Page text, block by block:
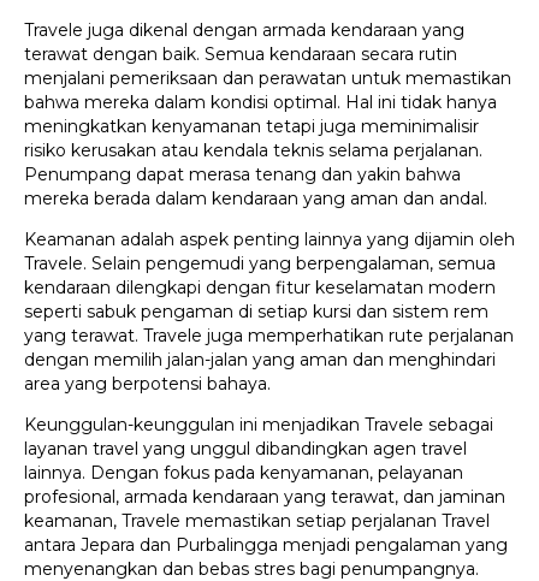
Travele juga dikenal dengan armada kendaraan yang
terawat dengan baik. Semua kendaraan secara rutin
menjalani pemeriksaan dan perawatan untuk memastikan
bahwa mereka dalam kondisi optimal. Hal ini tidak hanya
meningkatkan kenyamanan tetapi juga meminimalisir
risiko kerusakan atau kendala teknis selama perjalanan.
Penumpang dapat merasa tenang dan yakin bahwa
mereka berada dalam kendaraan yang aman dan andal.
Keamanan adalah aspek penting lainnya yang dijamin oleh
Travele. Selain pengemudi yang berpengalaman, semua
kendaraan dilengkapi dengan fitur keselamatan modern
seperti sabuk pengaman di setiap kursi dan sistem rem
yang terawat. Travele juga memperhatikan rute perjalanan
dengan memilih jalan-jalan yang aman dan menghindari
area yang berpotensi bahaya.
Keunggulan-keunggulan ini menjadikan Travele sebagai
layanan travel yang unggul dibandingkan agen travel
lainnya. Dengan fokus pada kenyamanan, pelayanan
profesional, armada kendaraan yang terawat, dan jaminan
keamanan, Travele memastikan setiap perjalanan Travel
antara Jepara dan Purbalingga menjadi pengalaman yang
menyenangkan dan bebas stres bagi penumpangnya.